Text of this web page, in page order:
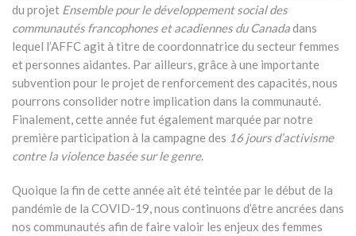
du projet Ensemble pour le développement social des
communautés francophones et acadiennes du Canadadans
lequel l’AFFC agit à titre de coordonnatrice du secteur femmes
et personnes aidantes. Par ailleurs, grâce à une importante
subvention pour le projet de renforcement des capacités, nous
pourrons consolider notre implication dans la communauté.
Finalement, cette année fut également marquée par notre
première participation à la campagne des 16 jours d’activisme
contre la violence basée sur le genre.
Quoique la fin de cette année ait été teintée par le début de la
pandémie de la COVID-19, nous continuons d’être ancrées dans
nos communautés afin de faire valoir les enjeux des femmes